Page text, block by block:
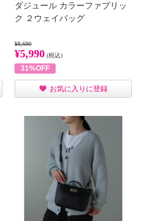
ダジュール カラーファブリッ
ク ２ウェイバッグ
¥8,690
¥5,990 (税込)
31%OFF
お気に入りに登録